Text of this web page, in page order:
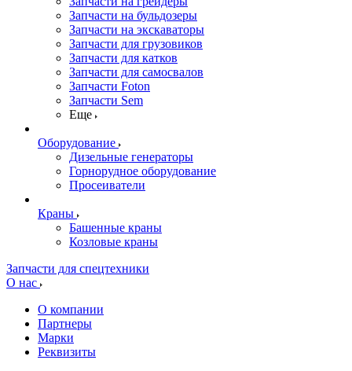
Запчасти на бульдозеры
Запчасти на экскаваторы
Запчасти для грузовиков
Запчасти для катков
Запчасти для самосвалов
Запчасти Foton
Запчасти Sem
Еще
Оборудование
Дизельные генераторы
Горнорудное оборудование
Просеиватели
Краны
Башенные краны
Козловые краны
Запчасти для спецтехники
О нас
О компании
Партнеры
Марки
Реквизиты